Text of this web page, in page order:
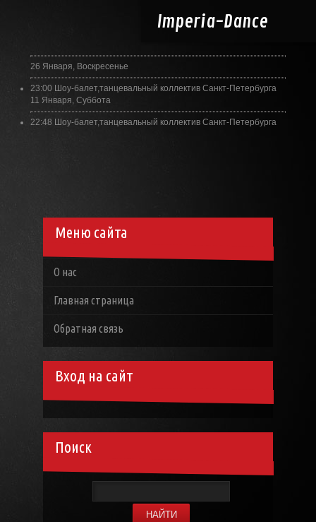
Imperia-Dance
26 Января, Воскресенье
23:00 Шоу-балет,танцевальный коллектив Санкт-Петербурга
11 Января, Суббота
22:48 Шоу-балет,танцевальный коллектив Санкт-Петербурга
Меню сайта
О нас
Главная страница
Обратная связь
Вход на сайт
Поиск